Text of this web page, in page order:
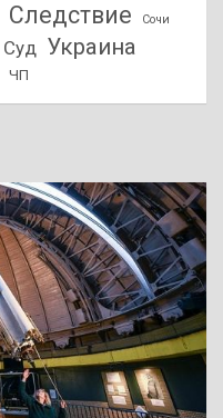
Следствие Сочи
Суд Украина
ЧП